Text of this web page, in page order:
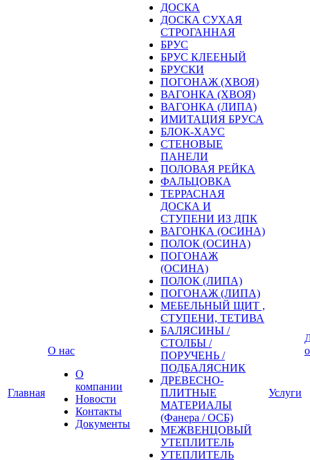
Главная
О нас
О
компании
Новости
Контакты
Документы
ДОСКА
ДОСКА СУХАЯ
СТРОГАННАЯ
БРУС
БРУС КЛЕЕНЫЙ
БРУСКИ
ПОГОНАЖ (ХВОЯ)
ВАГОНКА (ХВОЯ)
ВАГОНКА (ЛИПА)
ИМИТАЦИЯ БРУСА
БЛОК-ХАУС
СТЕНОВЫЕ
ПАНЕЛИ
ПОЛОВАЯ РЕЙКА
ФАЛЬЦОВКА
ТЕРРАСНАЯ
ДОСКА И
СТУПЕНИ ИЗ ДПК
ВАГОНКА (ОСИНА)
ПОЛОК (ОСИНА)
ПОГОНАЖ
(ОСИНА)
ПОЛОК (ЛИПА)
ПОГОНАЖ (ЛИПА)
МЕБЕЛЬНЫЙ ЩИТ ,
СТУПЕНИ, ТЕТИВА
БАЛЯСИНЫ /
СТОЛБЫ /
ПОРУЧЕНЬ /
ПОДБАЛЯСНИК
ДРЕВЕСНО-
ПЛИТНЫЕ
МАТЕРИАЛЫ
(Фанера / ОСБ)
МЕЖВЕНЦОВЫЙ
УТЕПЛИТЕЛЬ
УТЕПЛИТЕЛЬ
Услуги